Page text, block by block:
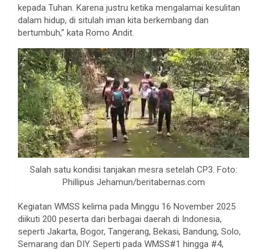
kepada Tuhan. Karena justru ketika mengalamai kesulitan
dalam hidup, di situlah iman kita berkembang dan
bertumbuh,” kata Romo Andit.
Salah satu kondisi tanjakan mesra setelah CP3. Foto:
Phillipus Jehamun/beritabernas.com
Kegiatan WMSS kelima pada Minggu 16 November 2025
diikuti 200 peserta dari berbagai daerah di Indonesia,
seperti Jakarta, Bogor, Tangerang, Bekasi, Bandung, Solo,
Semarang dan DIY. Seperti pada WMSS#1 hingga #4,